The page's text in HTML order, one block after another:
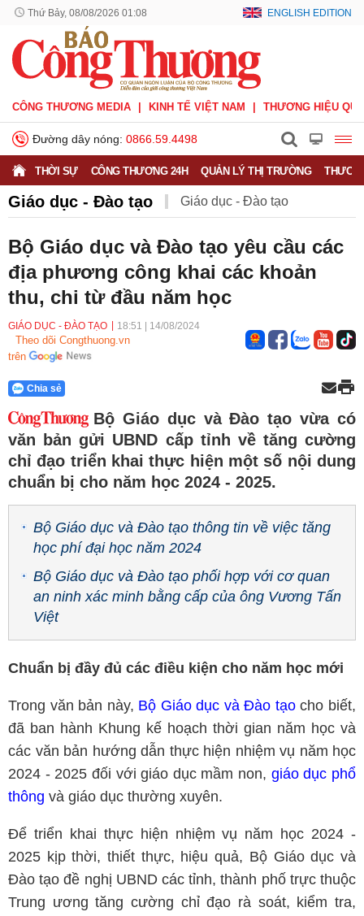
Thứ Bảy, 08/08/2026 01:08 ENGLISH EDITION
CÔNG THƯƠNG MEDIA KINH TẾ VIỆT NAM THƯƠNG HIỆU
Đường dây nóng: 0866.59.4498
THỜI SỰ CÔNG THƯƠNG 24H QUẢN LÝ THỊ TRƯỜNG
Giáo dục - Đào tạo Giáo dục - Đào tạo
Phát triển bền vững Sức khỏe Việc làm
Bộ Giáo dục và Đào tạo yêu cầu các
địa phương công khai các khoản
thu, chi từ đầu năm học
GIÁO DỤC - ĐÀO TẠO 18:51 14/08/2024
Theo dõi Congthuong.vn
trên
Chia sẻ
Bộ Giáo dục và Đào tạo vừa có
văn bản gửi UBND cấp tỉnh về tăng cường
chỉ đạo triển khai thực hiện một số nội dung
chuẩn bị cho năm học 2024 - 2025.
Bộ Giáo dục và Đào tạo thông tin về việc tăng
học phí đại học năm 2024
Bộ Giáo dục và Đào tạo phối hợp với cơ quan
an ninh xác minh bằng cấp của ông Vương Tấn
Việt
Chuẩn bị đầy đủ các điều kiện cho năm học mới
Trong văn bản này, Bộ Giáo dục và Đào tạocho biết,
đã ban hành Khung kế hoạch thời gian năm học và
các văn bản hướng dẫn thực hiện nhiệm vụ năm học
2024 - 2025 đối với giáo dục mầm non, giáo dục phổ
thông và giáo dục thường xuyên.
Để triển khai thực hiện nhiệm vụ năm học 2024 -
2025 kịp thời, thiết thực, hiệu quả, Bộ Giáo dục và
Đào tạo đề nghị UBND các tỉnh, thành phố trực thuộc
Trung ương tăng cường chỉ đạo rà soát, kiểm tra,